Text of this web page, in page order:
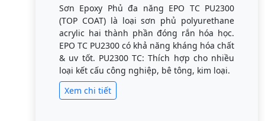
Sơn Epoxy Phủ đa năng EPO TC PU2300
(TOP COAT) là loại sơn phủ polyurethane
acrylic hai thành phần đóng rắn hóa học.
EPO TC PU2300 có khả năng kháng hóa chất
& uv tốt. PU2300 TC: Thích hợp cho nhiều
loại kết cấu công nghiệp, bê tông, kim loại.
Xem chi tiết